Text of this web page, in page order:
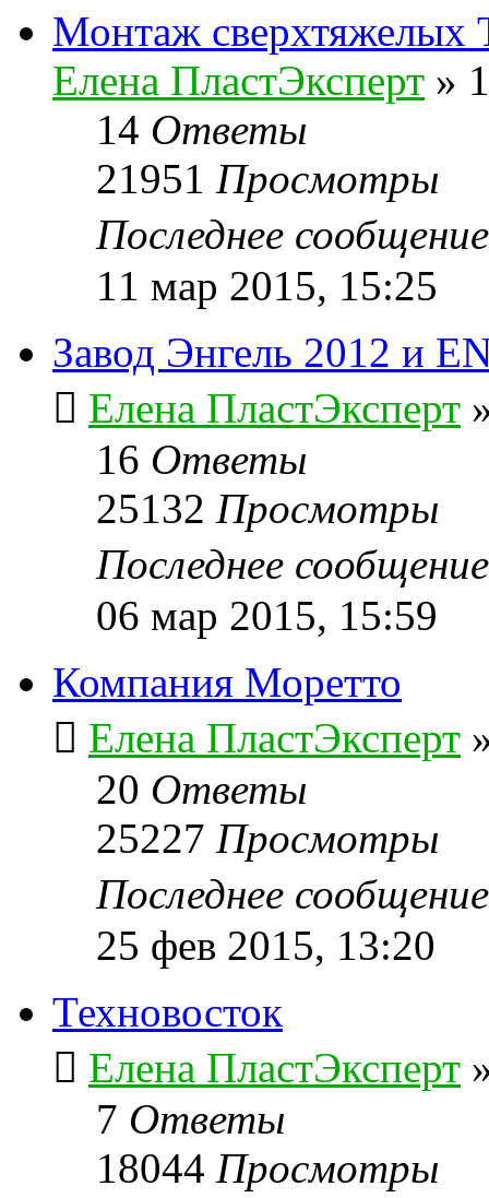
Монтаж сверхтяжелых
Елена ПластЭксперт »
14 Ответы
21951 Просмотры
Последнее
11 мар 2015, 15:25
Завод Энгель 2012 и
Елена ПластЭксперт
16 Ответы
25132 Просмотры
Последнее
06 мар 2015, 15:59
Компания Моретто
Елена ПластЭксперт
20 Ответы
25227 Просмотры
Последнее
25 фев 2015, 13:20
Техновосток
Елена ПластЭксперт
7 Ответы
18044 Просмотры